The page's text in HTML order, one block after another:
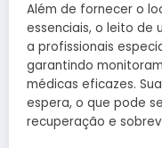
Além de fornecer o
essenciais, o leito de
a profissionais
garantindo
médicas eficazes.
espera, o que pode
recuperação e